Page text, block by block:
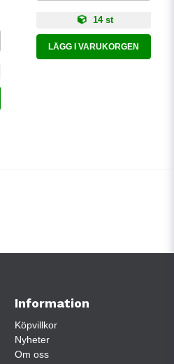
14 st
LÄGG I VARUKORGEN
Information
Köpvillkor
Nyheter
Om oss